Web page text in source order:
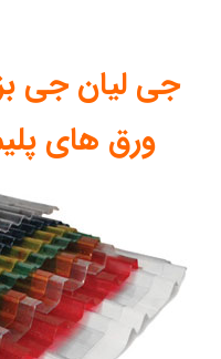
جی لیان جی
ورق های